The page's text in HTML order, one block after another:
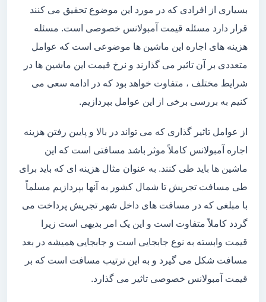
بسیاری از افرادی که در مورد این موضوع تحقیق می کنند
قرار دارد مسئله قیمت آمبولانس خصوصی است. مسئله
هزینه های اجاره این ماشین ها موضوعی است که عوامل
متعددی بر آن تاثیر می گذارند و نرخ قیمت این ماشین ها در
شرایط مختلف ، متفاوت خواهد بود که در ادامه سعی می
کنیم به بررسی برخی از این عوامل بپردازیم.
از عوامل تاثیر گذاری که می تواند در بالا و پایین رفتن هزینه
اجاره آمبولانس کاملاً موثر باشد مسافتی است که این
ماشین ها باید طی کنند. به عنوان مثال هزینه ای که باید برای
طی مسافت تجریش تا شمال کشور به آنها بپردازیم مسلماً
با مبلغی که در مسافت های داخل شهر تجریش پرداخت می
گردد کاملاً متفاوت است و این یک امر بدیهی است زیرا
قیمت وابسته به نوع جابجایی است و جابجایی همیشه در بعد
مسافت شکل می گیرد و به این ترتیب مسافت است که بر
قیمت آمبولانس خصوصی تاثیر می گذارد.